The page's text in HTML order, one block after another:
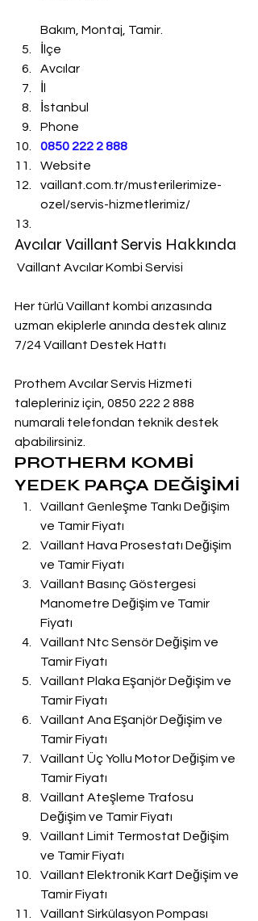
Bakım, Montaj, Tamir.
İlçe
Avcılar
İstanbul
Phone
0850 222 2 888
Website
vaillant.com.tr/musterilerimize-
ozel/servis-hizmetlerimiz/
Avcılar Vaillant Servis Hakkında
Vaillant Avcılar Kombi Servisi
Her türlü Vaillant kombi arızasında
uzman ekiplerle anında destek alınız
7/24 Vaillant Destek Hattı
Prothem Avcılar Servis Hizmeti
talepleriniz için, 0850 222 2 888
numarali telefondan teknik destek
aþabilirsiniz.
PROTHERM KOMBİ
YEDEK PARÇA DEĞİŞİMİ
Vaillant Genleşme Tankı Değişim
ve Tamir Fiyatı
Vaillant Hava Prosestatı Değişim
ve Tamir Fiyatı
Vaillant Basınç Göstergesi
Manometre Değişim ve Tamir
Fiyatı
Vaillant Ntc Sensör Değişim ve
Tamir Fiyatı
Vaillant Plaka Eşanjör Değişim ve
Tamir Fiyatı
Vaillant Ana Eşanjör Değişim ve
Tamir Fiyatı
Vaillant Üç Yollu Motor Değişim ve
Tamir Fiyatı
Vaillant Ateşleme Trafosu
Değişim ve Tamir Fiyatı
Vaillant Limit Termostat Değişim
ve Tamir Fiyatı
Vaillant Elektronik Kart Değişim ve
Tamir Fiyatı
Vaillant Sirkülasyon Pompası